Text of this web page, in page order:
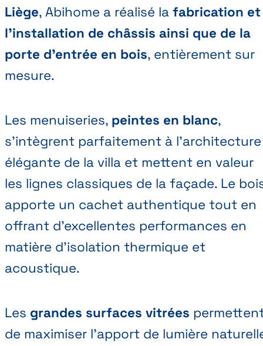
Liège, Abihome a réalisé la fabrication et
l’installation de châssis ainsi que de la
porte d’entrée en bois, entièrement sur
mesure.
Les menuiseries, peintes en blanc,
s’intègrent parfaitement à l’architecture
élégante de la villa et mettent en valeur
les lignes classiques de la façade. Le
apporte un cachet authentique tout en
offrant d’excellentes performances en
matière d’isolation thermique et
acoustique.
Les grandes surfaces vitrées
de maximiser l’apport de lumière